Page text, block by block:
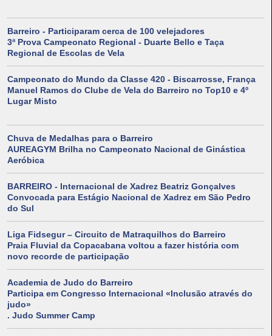
Barreiro - Participaram cerca de 100 velejadores
3ª Prova Campeonato Regional - Duarte Bello e Taça
Regional de Escolas de Vela
Campeonato do Mundo da Classe 420 - Biscarrosse, França
Manuel Ramos do Clube de Vela do Barreiro no Top10 e 4º
Lugar Misto
Chuva de Medalhas para o Barreiro
AUREAGYM Brilha no Campeonato Nacional de Ginástica
Aeróbica
BARREIRO - Internacional de Xadrez Beatriz Gonçalves
Convocada para Estágio Nacional de Xadrez em São Pedro
do Sul
Liga Fidsegur – Circuito de Matraquilhos do Barreiro
Praia Fluvial da Copacabana voltou a fazer história com
novo recorde de participação
Academia de Judo do Barreiro
Participa em Congresso Internacional «Inclusão através do
judo»
. Judo Summer Camp